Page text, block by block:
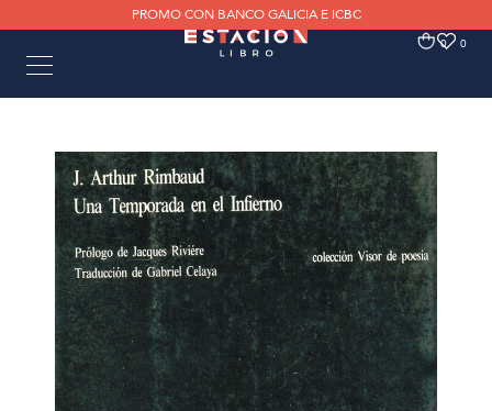
PROMO CON BANCO GALICIA E ICBC
0 0